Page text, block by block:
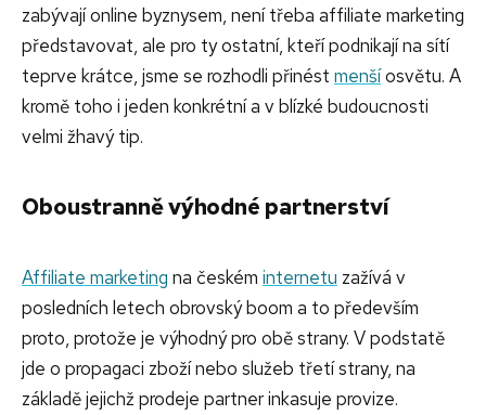
zabývají online byznysem, není třeba affiliate marketing
představovat, ale pro ty ostatní, kteří podnikají na sítí
teprve krátce, jsme se rozhodli přinést menšíosvětu. A
kromě toho i jeden konkrétní a v blízké budoucnosti
velmi žhavý tip.
Oboustranně výhodné partnerství
Affiliate marketing na českém internetu zažívá v
posledních letech obrovský boom a to především
proto, protože je výhodný pro obě strany. V podstatě
jde o propagaci zboží nebo služeb třetí strany, na
základě jejichž prodeje partner inkasuje provize.